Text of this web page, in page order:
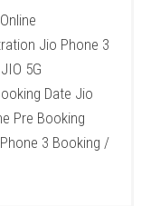
Jio Phone 3
5G
Date Jio
Pre Booking
3 Booking /